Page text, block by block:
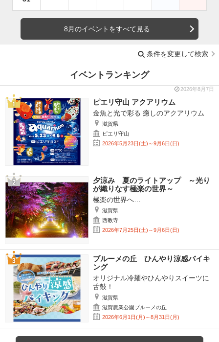
8月のイベントをすべて見る
条件を変更して検索
イベントランキング
2026年8月7日
ピエリ守山 アクアリウム
金魚と光で彩る 癒しのアクアリウム
滋賀県
ピエリ守山
2026年5月23日(土)～9月6日(日)
夕涼み 夏のライトアップ ～光り
が織りなす極楽の世界～
極楽の世界へ…
滋賀県
西教寺
2026年7月25日(土)～9月6日(日)
ブルーメの丘 ひんやり涼感バイキ
ング
オリジナル冷麺やひんやりスイーツに
舌鼓！
滋賀県
滋賀農業公園ブルーメの丘
2026年6月1日(月)～8月31日(月)